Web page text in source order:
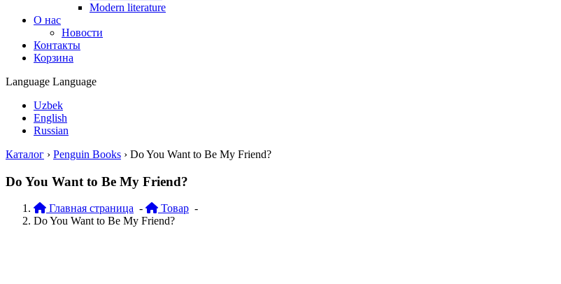
Modern literature
О нас
Новости
Контакты
Корзина
Language Language
Uzbek
English
Russian
Каталог › Penguin Books › Do You Want to Be My Friend?
Do You Want to Be My Friend?
Главная страница - Товар -
Do You Want to Be My Friend?